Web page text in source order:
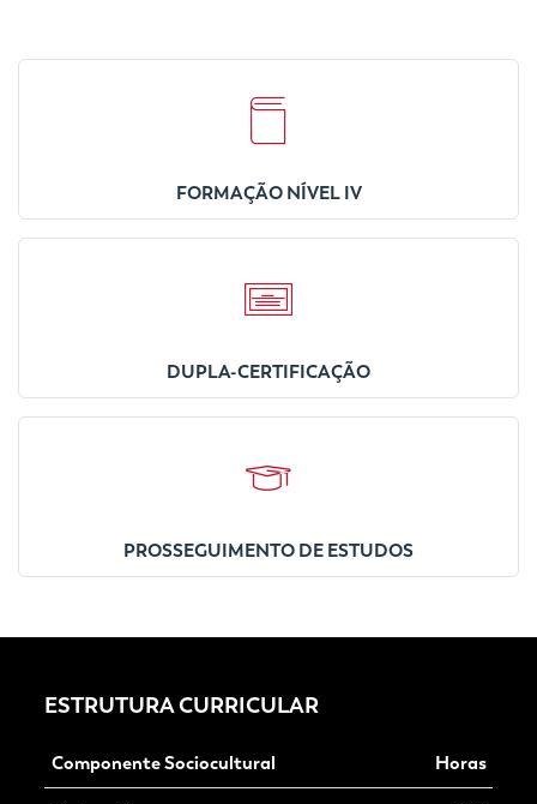
FORMAÇÃO NÍVEL IV
DUPLA-CERTIFICAÇÃO
PROSSEGUIMENTO DE ESTUDOS
ESTRUTURA CURRICULAR
Componente Sociocultural Horas